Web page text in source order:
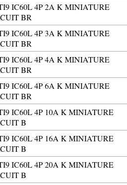
IC60L 4P 2A K MINIATURE
BR
IC60L 4P 3A K MINIATURE
BR
IC60L 4P 4A K MINIATURE
BR
IC60L 4P 6A K MINIATURE
BR
IC60L 4P 10A K MINIATURE
B
IC60L 4P 16A K MINIATURE
B
IC60L 4P 20A K MINIATURE
B